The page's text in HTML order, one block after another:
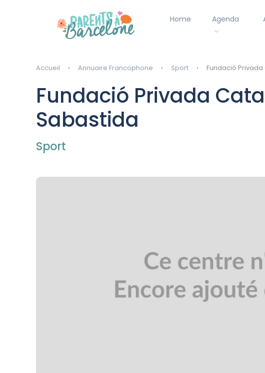
Home Agenda
Accueil Annuaire Francophone Sport Fundació
Fundació Privada
Sabastida
Sport